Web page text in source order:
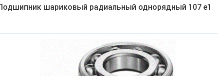
шариковый радиальный однорядный 107 е1